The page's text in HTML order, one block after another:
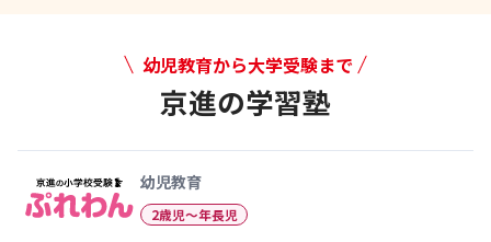
幼児教育から大学受験まで
京進の学習塾
幼児教育
2歳児〜年長児